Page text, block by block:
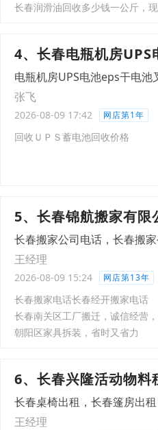
长春润滑油回收多少钱一公斤，
4、长春电瓶机房
电瓶机房UPS电池eps干电池
张飞
2026-08-09 17:42 网店第1年
回收ＵＰＳ蓄电池回收价格
5、长春锦航搬家有限
长春搬家公司电话，长春搬
王经理
2026-08-09 15:24 网店第13年
长春搬家电话长春经开搬家电话
长春南关区工厂搬迁，诚信经营
朝阳区家具拆装，省时又省力
6、长春兴隆活动物料
长春桌椅出租，长春篷房出
王经理